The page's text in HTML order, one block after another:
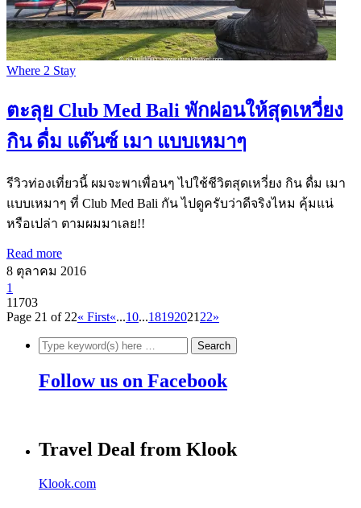
Where 2 Stay
ตะลุย Club Med Bali พักผ่อนให้สุดเหวี่ยง
กิน ดื่ม แด๊นซ์ เมา แบบเหมาๆ
รีวิวท่องเที่ยวนี้ ผมจะพาเพื่อนๆ ไปใช้ชีวิตสุดเหวี่ยง กิน ดื่ม เมา
แบบเหมาๆ ที่ Club Med Bali กัน ไปดูครับว่าดีจริงไหม คุ้มแน่
หรือเปล่า ตามผมมาเลย!!
Read more
8 ตุลาคม 2016
1
11703
Page 21 of 22« First«...10...18192021 22»
Follow us on Facebook
Travel Deal from Klook
Klook.com